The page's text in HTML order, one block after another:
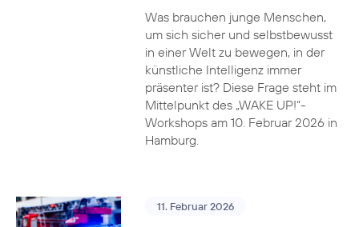
Was brauchen junge Menschen,
um sich sicher und selbstbewusst
in einer Welt zu bewegen, in der
künstliche Intelligenz immer
präsenter ist? Diese Frage steht im
Mittelpunkt des „WAKE UP!“-
Workshops am 10. Februar 2026 in
Hamburg.
11. Februar 2026